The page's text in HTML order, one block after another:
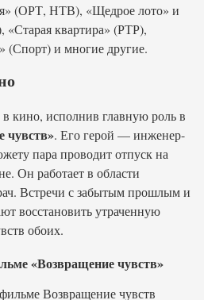
(ОРТ, НТВ), «Щедрое лото» и
квартира» (РТР),
(Спорт) и многие другие.
кино, исполнив главную роль в
чувств». Его герой — инженер-
пара проводит отпуск на
Он работает в области
Встречи с забытым прошлым и
восстановить утраченную
обоих.
«Возвращение чувств»